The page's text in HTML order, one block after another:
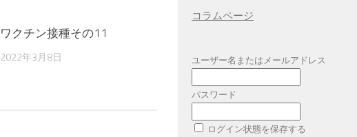
ワクチン接種その11
2022年3月8日
コラムページ
ユーザー名またはメールアドレス
パスワード
ログイン状態を保存する